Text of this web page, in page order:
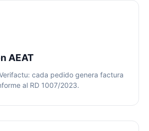
AEAT
cada pedido genera factura
al RD 1007/2023.